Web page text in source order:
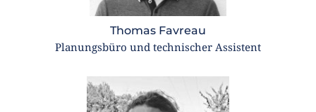
Thomas Favreau
Planungsbüro und technischer Assistent